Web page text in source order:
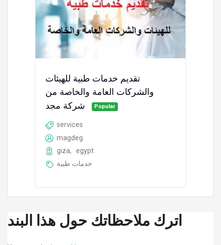
تقديم خدمات طبية للهيئات
والشركات العامة والخاصة من
شركة مجد
Popular
services
magdeg
giza,
egypt
خدمات طبية
اترك ملاحظاتك حول هذا البند